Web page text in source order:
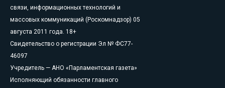
связи, информационных технологий и
массовых коммуникаций (Роскомнадзор) 05
августа 2011 года. 18+
Свидетельство о регистрации Эл № ФС77-
46097
Учредитель — АНО «Парламентская газета»
Исполняющий обязанности главного